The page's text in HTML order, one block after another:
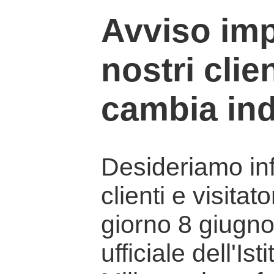
Avviso
nostri
cambia
Desideriamo
clienti e
giorno 8
ufficiale